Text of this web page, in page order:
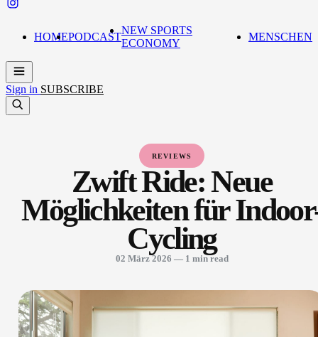
HOMEPODCAST
NEW SPORTS
ECONOMY
MENSCHEN
Sign in SUBSCRIBE
REVIEWS
Zwift Ride: Neue
Möglichkeiten für
Cycling
02 März 2026 — 1 min read